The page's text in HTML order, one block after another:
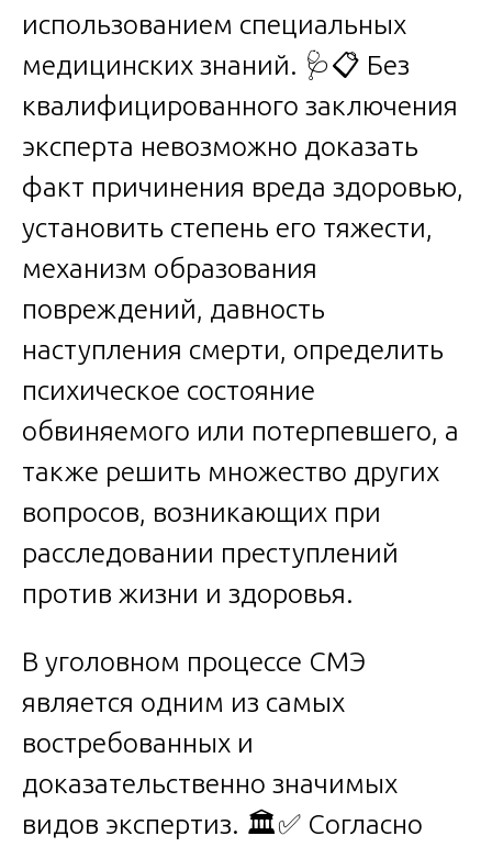
использованием специальных
медицинских знаний. 🩺📋 Без
квалифицированного заключения
эксперта невозможно доказать
факт причинения вреда здоровью,
установить степень его тяжести,
механизм образования
повреждений, давность
наступления смерти, определить
психическое состояние
обвиняемого или потерпевшего, а
также решить множество других
вопросов, возникающих при
расследовании преступлений
против жизни и здоровья.
В уголовном процессе СМЭ
является одним из самых
востребованных и
доказательственно значимых
видов экспертиз. 🏛️✅ Согласно